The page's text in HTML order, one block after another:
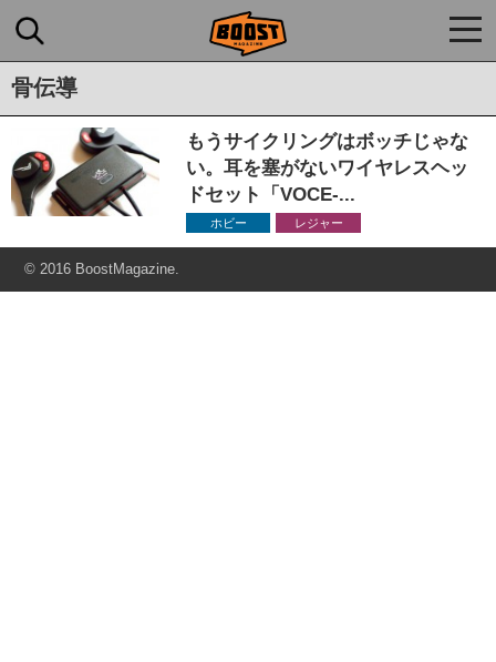
骨伝導
もうサイクリングはボッチじゃな
い。耳を塞がないワイヤレスヘッ
ドセット「VOCE-...
ホビー レジャー
© 2016 BoostMagazine.